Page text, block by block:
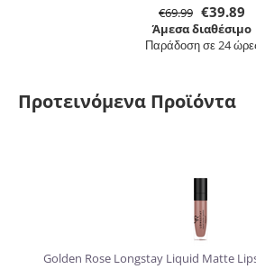
€69.99 €39.89
Άμεσα διαθέσιμο
Παράδοση σε 24
Προτεινόμενα Προϊόντα
Golden Rose Longstay Liquid Matte